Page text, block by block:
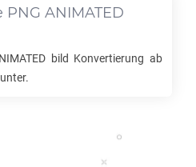
PNG ANIMATED
bild Konvertierung ab